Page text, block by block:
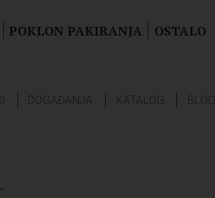
POKLON PAKIRANJA
OSTALO
DOGAĐANJA KATALOG BLOG